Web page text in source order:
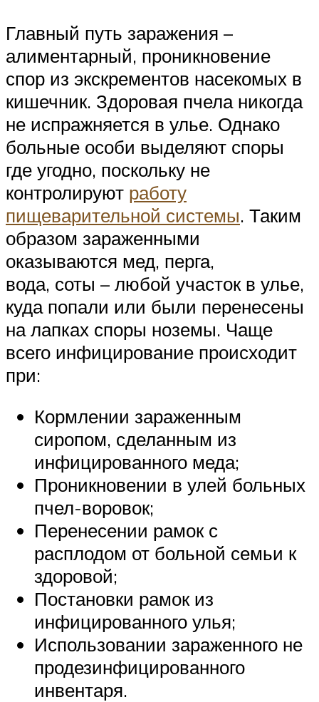
Главный путь заражения –
алиментарный, проникновение
спор из экскрементов насекомых в
кишечник. Здоровая пчела никогда
не испражняется в улье. Однако
больные особи выделяют споры
где угодно, поскольку не
контролируют работу
пищеварительной системы. Таким
образом зараженными
оказываются мед, перга,
вода, соты – любой участок в улье,
куда попали или были перенесены
на лапках споры ноземы. Чаще
всего инфицирование происходит
при:
Кормлении зараженным
сиропом, сделанным из
инфицированного меда;
Проникновении в улей больных
пчел-воровок;
Перенесении рамок с
расплодом от больной семьи к
здоровой;
Постановки рамок из
инфицированного улья;
Использовании зараженного не
продезинфицированного
инвентаря.